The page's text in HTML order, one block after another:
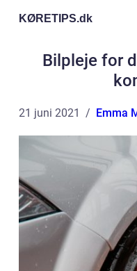
KØRETIPS.dk
Bilpleje for
21 juni 2021 Emma